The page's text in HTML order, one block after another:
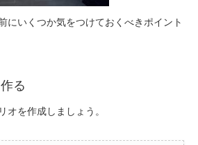
にいくつか気をつけておくべきポイント
る
オを作成しましょう。